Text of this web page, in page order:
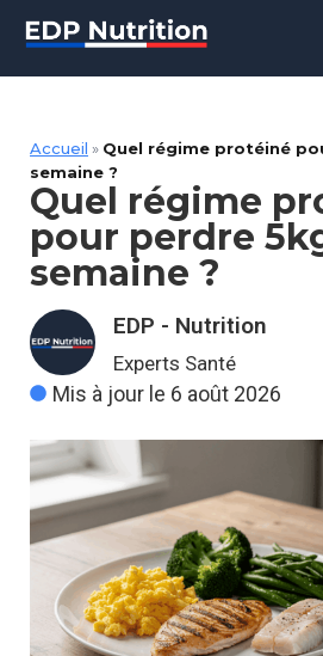
Accueil » Quel régime protéiné
semaine ?
Quel régime
pour perdre
semaine ?
EDP - Nutrition
Experts Santé
Mis à jour le 6 août 2026